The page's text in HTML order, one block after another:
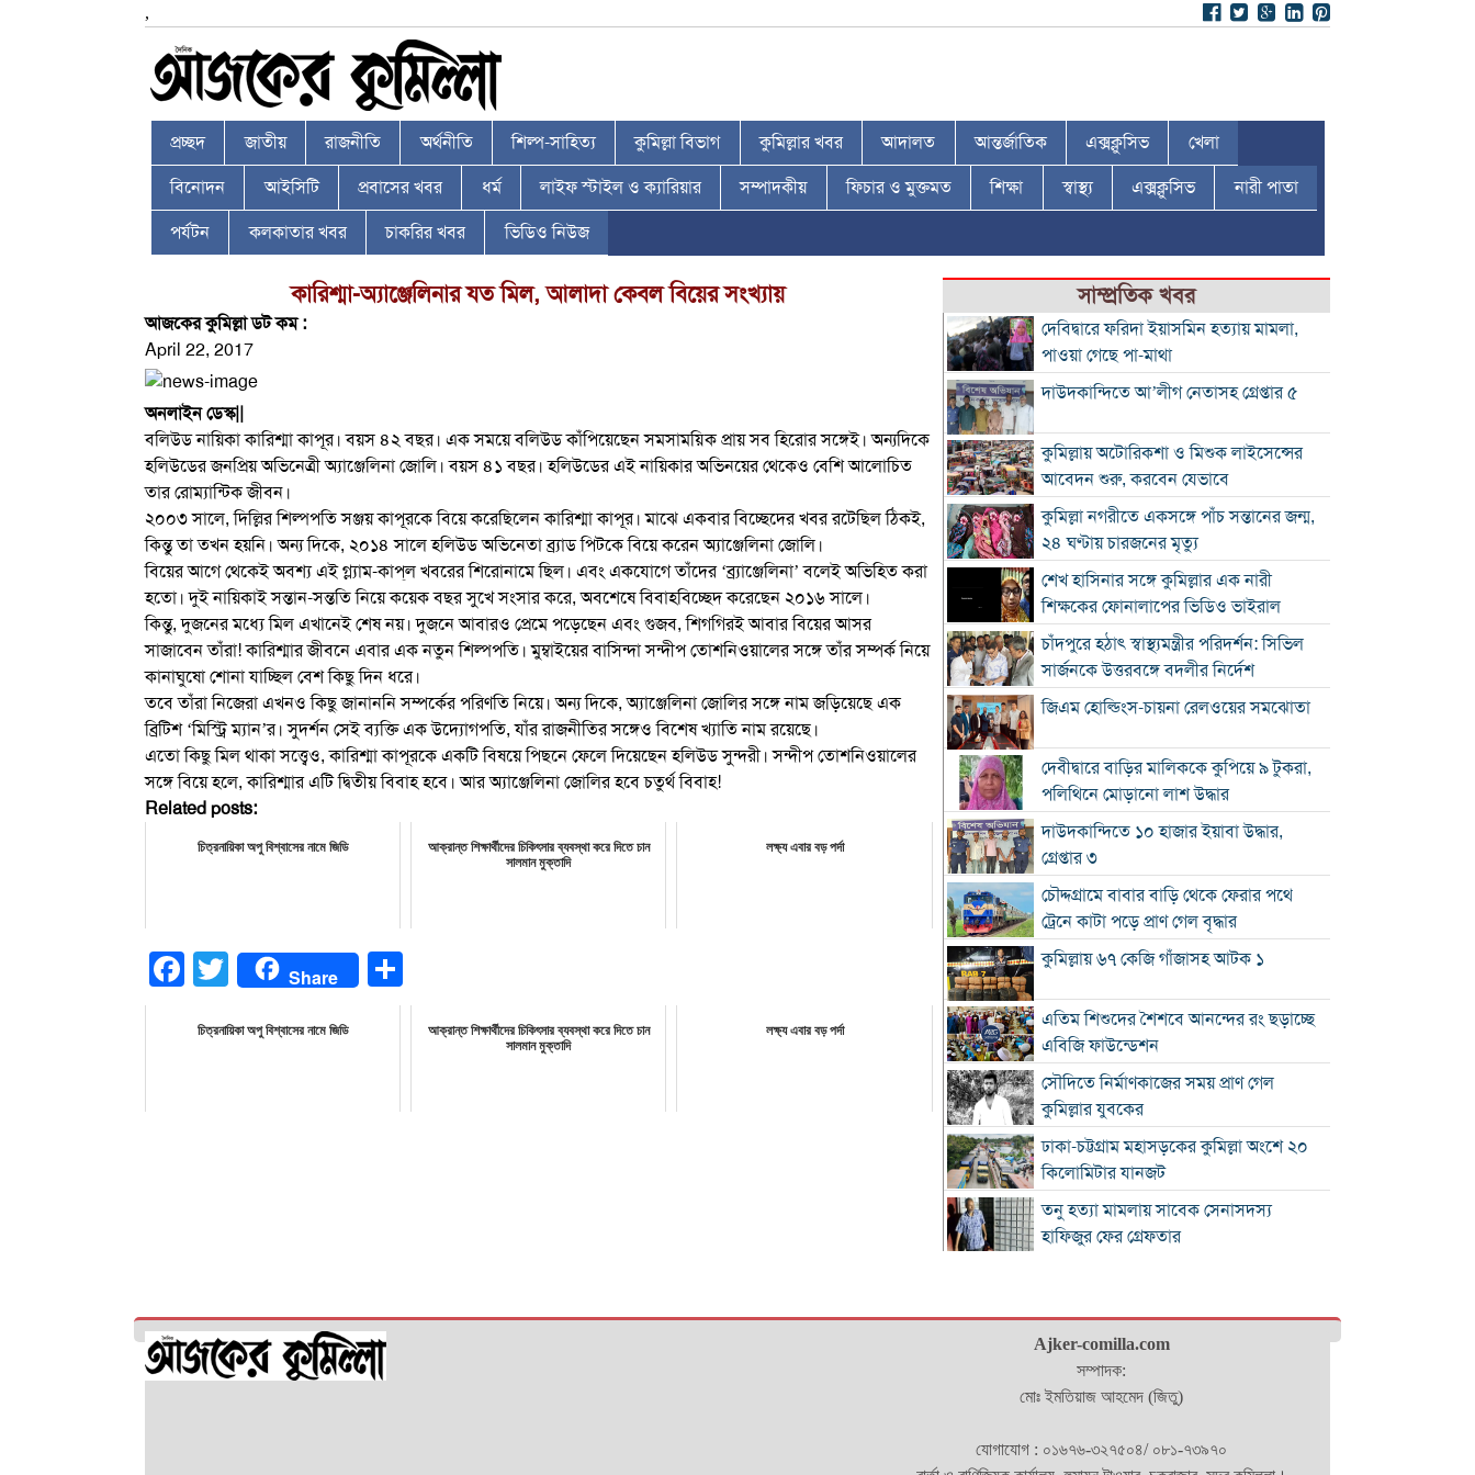
,
প্রচ্ছদ জাতীয় রাজনীতি অর্থনীতি শিল্প-সাহিত্য কুমিল্লা বিভাগ কুমিল্লার খবর আদালত আন্তর্জাতিক এক্সক্লুসিভ খেলা
বিনোদন আইসিটি প্রবাসের খবর ধর্ম লাইফ স্টাইল ও ক্যারিয়ার সম্পাদকীয় ফিচার ও মুক্তমত শিক্ষা স্বাস্থ্য এক্সক্লুসিভ নারী পাতা
পর্যটন কলকাতার খবর চাকরির খবর ভিডিও নিউজ
কারিশ্মা-অ্যাঞ্জেলিনার যত মিল, আলাদা কেবল বিয়ের সংখ্যায়
আজকের কুমিল্লা ডট কম :
April 22, 2017
অনলাইন ডেস্ক||
বলিউড নায়িকা কারিশ্মা কাপূর। বয়স ৪২ বছর। এক সময়ে বলিউড কাঁপিয়েছেন সমসাময়্কি প্রায় সব হিরোর সঙ্গেই। অন্যদিকে
হলিউডের জনপ্রিয় অভিনেত্রী অ্যাঞ্জেলিনা জোলি। বয়স ৪১ বছর। হলিউডের এই নায়িকার অভিনয়ের থেকেও বেশি আলোচিত
তার রোম্যান্টিক জীবন।
২০০৩ সালে, দিল্লির শিল্পপতি সঞ্জয় কাপূরকে বিয়ে করেছিলেন কারিশ্মা কাপূর। মাঝে একবার বিচ্ছেদের খবর রটেছিল ঠিকই,
কিন্তু তা তখন হয়নি। অন্য দিকে, ২০১৪ সালে হলিউড অভিনেতা ব্র্যাড পিটকে বিয়ে করেন অ্যাঞ্জেলিনা জোলি।
বিয়ের আগে থেকেই অবশ্য এই গ্ল্যাম-কাপ্‌ল খবরের শিরোনামে ছিল। এবং একযোগে তাঁদের ‘ব্র্যাঞ্জেলিনা’ বলেই অভিহিত করা
হতো। দুই নায়িকাই সন্তান-সন্ততি নিয়ে কয়েক বছর সুখে সংসার করে, অবশেষে বিবাহবিচ্ছেদ করেছেন ২০১৬ সালে।
কিন্তু, দুজনের মধ্যে মিল এখানেই শেষ নয়। দুজনে আবারও প্রেমে পড়েছেন এবং গুজব, শিগগিরই আবার বিয়ের আসর
সাজাবেন তাঁরা! কারিশ্মার জীবনে এবার এক নতুন শিল্পপতি। মুম্বাইয়ের বাসিন্দা সন্দীপ তোশনিওয়ালের সঙ্গে তাঁর সম্পর্ক নিয়ে
কানাঘুষো শোনা যাচ্ছিল বেশ কিছু দিন ধরে।
তবে তাঁরা নিজেরা এখনও কিছু জানাননি সম্পর্কের পরিণতি নিয়ে। অন্য দিকে, অ্যাঞ্জেলিনা জোলির সঙ্গে নাম জড়িয়েছে এক
ব্রিটিশ ‘মিস্ট্রি ম্যান’র। সুদর্শন সেই ব্যক্তি এক উদ্যোগপতি, যাঁর রাজনীতির সঙ্গেও বিশেষ খ্যাতি নাম রয়েছে।
এতো কিছু মিল থাকা সত্ত্বেও, কারিশ্মা কাপূরকে একটি বিষয়ে পিছনে ফেলে দিয়েছেন হলিউড সুন্দরী। সন্দীপ তোশনিওয়ালের
সঙ্গে বিয়ে হলে, কারিশ্মার এটি দ্বিতীয় বিবাহ হবে। আর অ্যাঞ্জেলিনা জোলির হবে চতুর্থ বিবাহ!
Related posts:
চিত্রনায়িকা অপু বিশ্বাসের নামে জিডি
আক্রান্ত শিক্ষার্থীদের চিকিৎসার ব্যবস্থা করে দিতে চান
সালমান মুক্তাদি
লক্ষ্য এবার বড় পর্দা
Facebook
Twitter Share
চিত্রনায়িকা অপু বিশ্বাসের নামে জিডি
আক্রান্ত শিক্ষার্থীদের চিকিৎসার ব্যবস্থা করে দিতে চান
সালমান মুক্তাদি
লক্ষ্য এবার বড় পর্দা
সাম্প্রতিক খবর
দেবিদ্বারে ফরিদা ইয়াসমিন হত্যায় মামলা,
পাওয়া গেছে পা-মাথা
দাউদকান্দিতে আ’লীগ নেতাসহ গ্রেপ্তার ৫
কুমিল্লায় অটোরিকশা ও মিশুক লাইসেন্সের
আবেদন শুরু, করবেন যেভাবে
কুমিল্লা নগরীতে একসঙ্গে পাঁচ সন্তানের জন্ম,
২৪ ঘণ্টায় চারজনের মৃত্যু
শেখ হাসিনার সঙ্গে কুমিল্লার এক নারী
শিক্ষকের ফোনালাপের ভিডিও ভাইরাল
চাঁদপুরে হঠাৎ স্বাস্থ্যমন্ত্রীর পরিদর্শন: সিভিল
সার্জনকে উত্তরবঙ্গে বদলীর নির্দেশ
জিএম হোল্ডিংস-চায়না রেলওয়ের সমঝোতা
দেবীদ্বারে বাড়ির মালিককে কুপিয়ে ৯ টুকরা,
পলিথিনে মোড়ানো লাশ উদ্ধার
দাউদকান্দিতে ১০ হাজার ইয়াবা উদ্ধার,
গ্রেপ্তার ৩
চৌদ্দগ্রামে বাবার বাড়ি থেকে ফেরার পথে
ট্রেনে কাটা পড়ে প্রাণ গেল বৃদ্ধার
কুমিল্লায় ৬৭ কেজি গাঁজাসহ আটক ১
এতিম শিশুদের শৈশবে আনন্দের রং ছড়াচ্ছে
এবিজি ফাউন্ডেশন
সৌদিতে নির্মাণকাজের সময় প্রাণ গেল
কুমিল্লার যুবকের
ঢাকা-চট্টগ্রাম মহাসড়কের কুমিল্লা অংশে ২০
কিলোমিটার যানজট
তনু হত্যা মামলায় সাবেক সেনাসদস্য
হাফিজুর ফের গ্রেফতার
লাকসামে প্রেমের বিয়ের পর পারিবারিক
বিরোধ, যুবকের ঝুলন্ত মরদেহ উদ্ধার
ঢাকা-চট্টগ্রাম মহাসড়কের কুমিল্লা অংশজুড়ে
কুমিল্লায় নানার বাড়িতে যাওয়ার পথে প্রাণ
Ajker-comilla.com
সম্পাদক:
মোঃ ইমতিয়াজ আহমেদ (জিতু)
যোগাযোগ : ০১৬৭৬-৩২৭৫০৪/ ০৮১-৭৩৯৭০